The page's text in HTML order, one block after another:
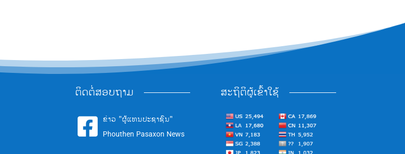
ຕິດຕໍ່ສອບຖາມ
 ຂ່າວ "ຜູ້ແທນປະຊາຊົນ"
Phouthen Pasaxon News
ສະຖິຕິຜູ້ເຂົ້າໃຊ້